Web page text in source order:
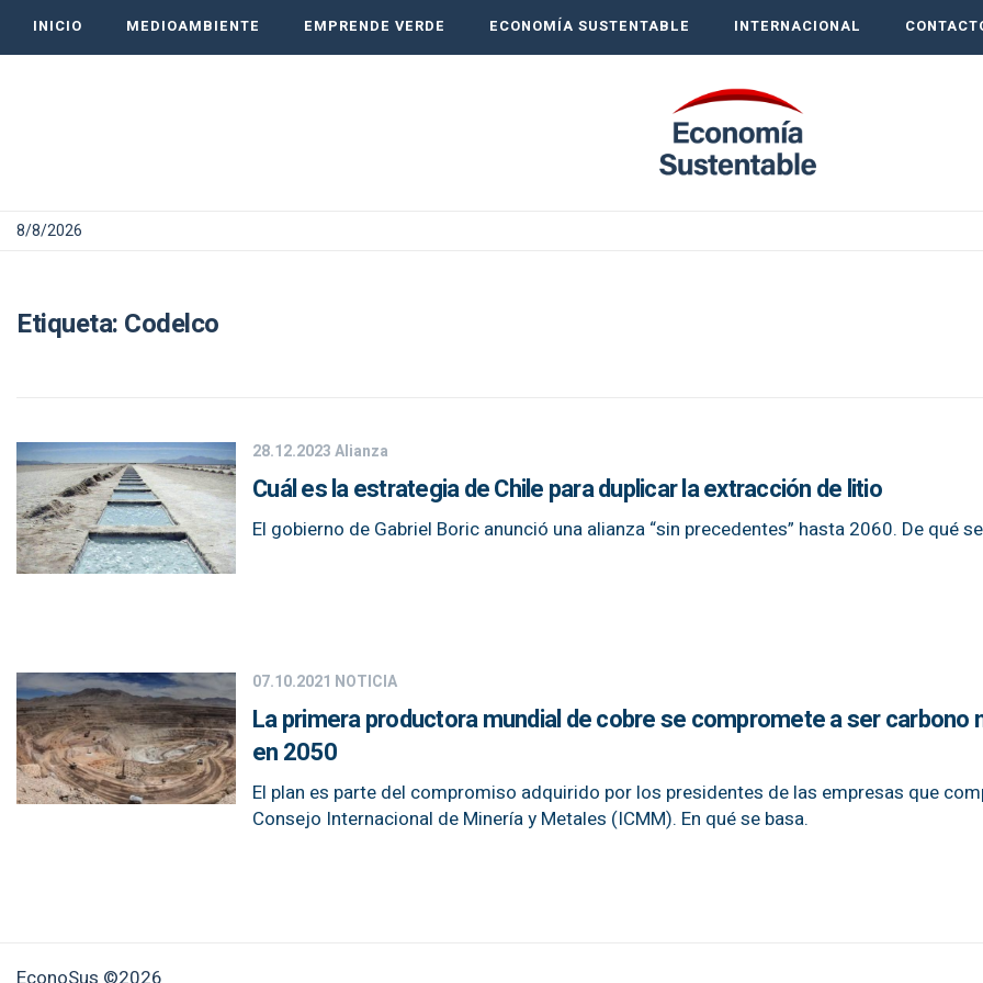
INICIO MEDIOAMBIENTE EMPRENDE VERDE ECONOMÍA SUSTENTABLE INTERNACIONAL
8/8/2026
Etiqueta: Codelco
28.12.2023Alianza
Cuál es la estrategia de Chile para duplicar la extracción de litio
El gobierno de Gabriel Boric anunció una alianza “sin precedentes” hasta 2060. De qué
07.10.2021 NOTICIA
La primera productora mundial de cobre se compromete a ser carbono
en 2050
El plan es parte del compromiso adquirido por los presidentes de las empresas que
Consejo Internacional de Minería y Metales (ICMM). En qué se basa.